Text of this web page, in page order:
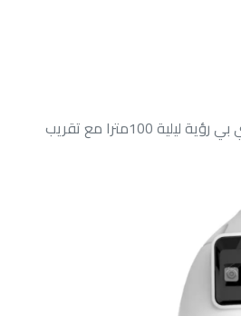
كاميرا هيكفيجن بدقة 4ميجابكسل خارجية اي بي رؤية ليلية 100مترا مع تقريب